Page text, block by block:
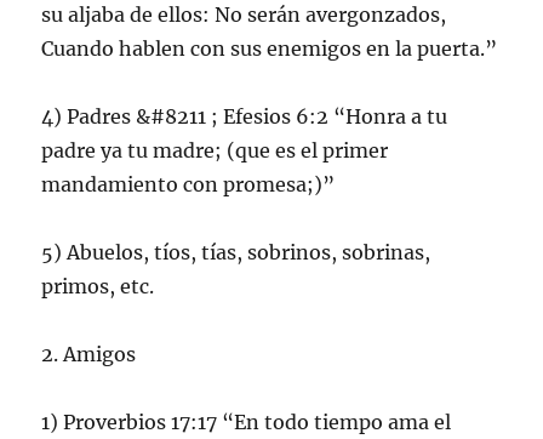
su aljaba de ellos: No serán avergonzados,
Cuando hablen con sus enemigos en la puerta.”
4) Padres &#8211 ; Efesios 6:2 “Honra a tu
padre ya tu madre; (que es el primer
mandamiento con promesa;)”
5) Abuelos, tíos, tías, sobrinos, sobrinas,
primos, etc.
2. Amigos
1) Proverbios 17:17 “En todo tiempo ama el